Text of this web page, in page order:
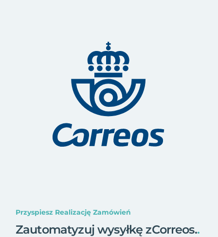
Przyspiesz Realizację Zamówień
Zautomatyzuj wysyłkę zCorreos..